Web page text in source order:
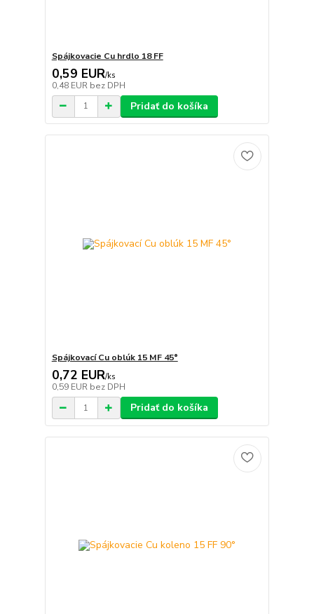
Spájkovacie Cu hrdlo 18 FF
0,59 EUR/ks
0,48 EUR bez DPH
Pridať do košíka
Spájkovací Cu oblúk 15 MF 45°
0,72 EUR/ks
0,59 EUR bez DPH
Pridať do košíka